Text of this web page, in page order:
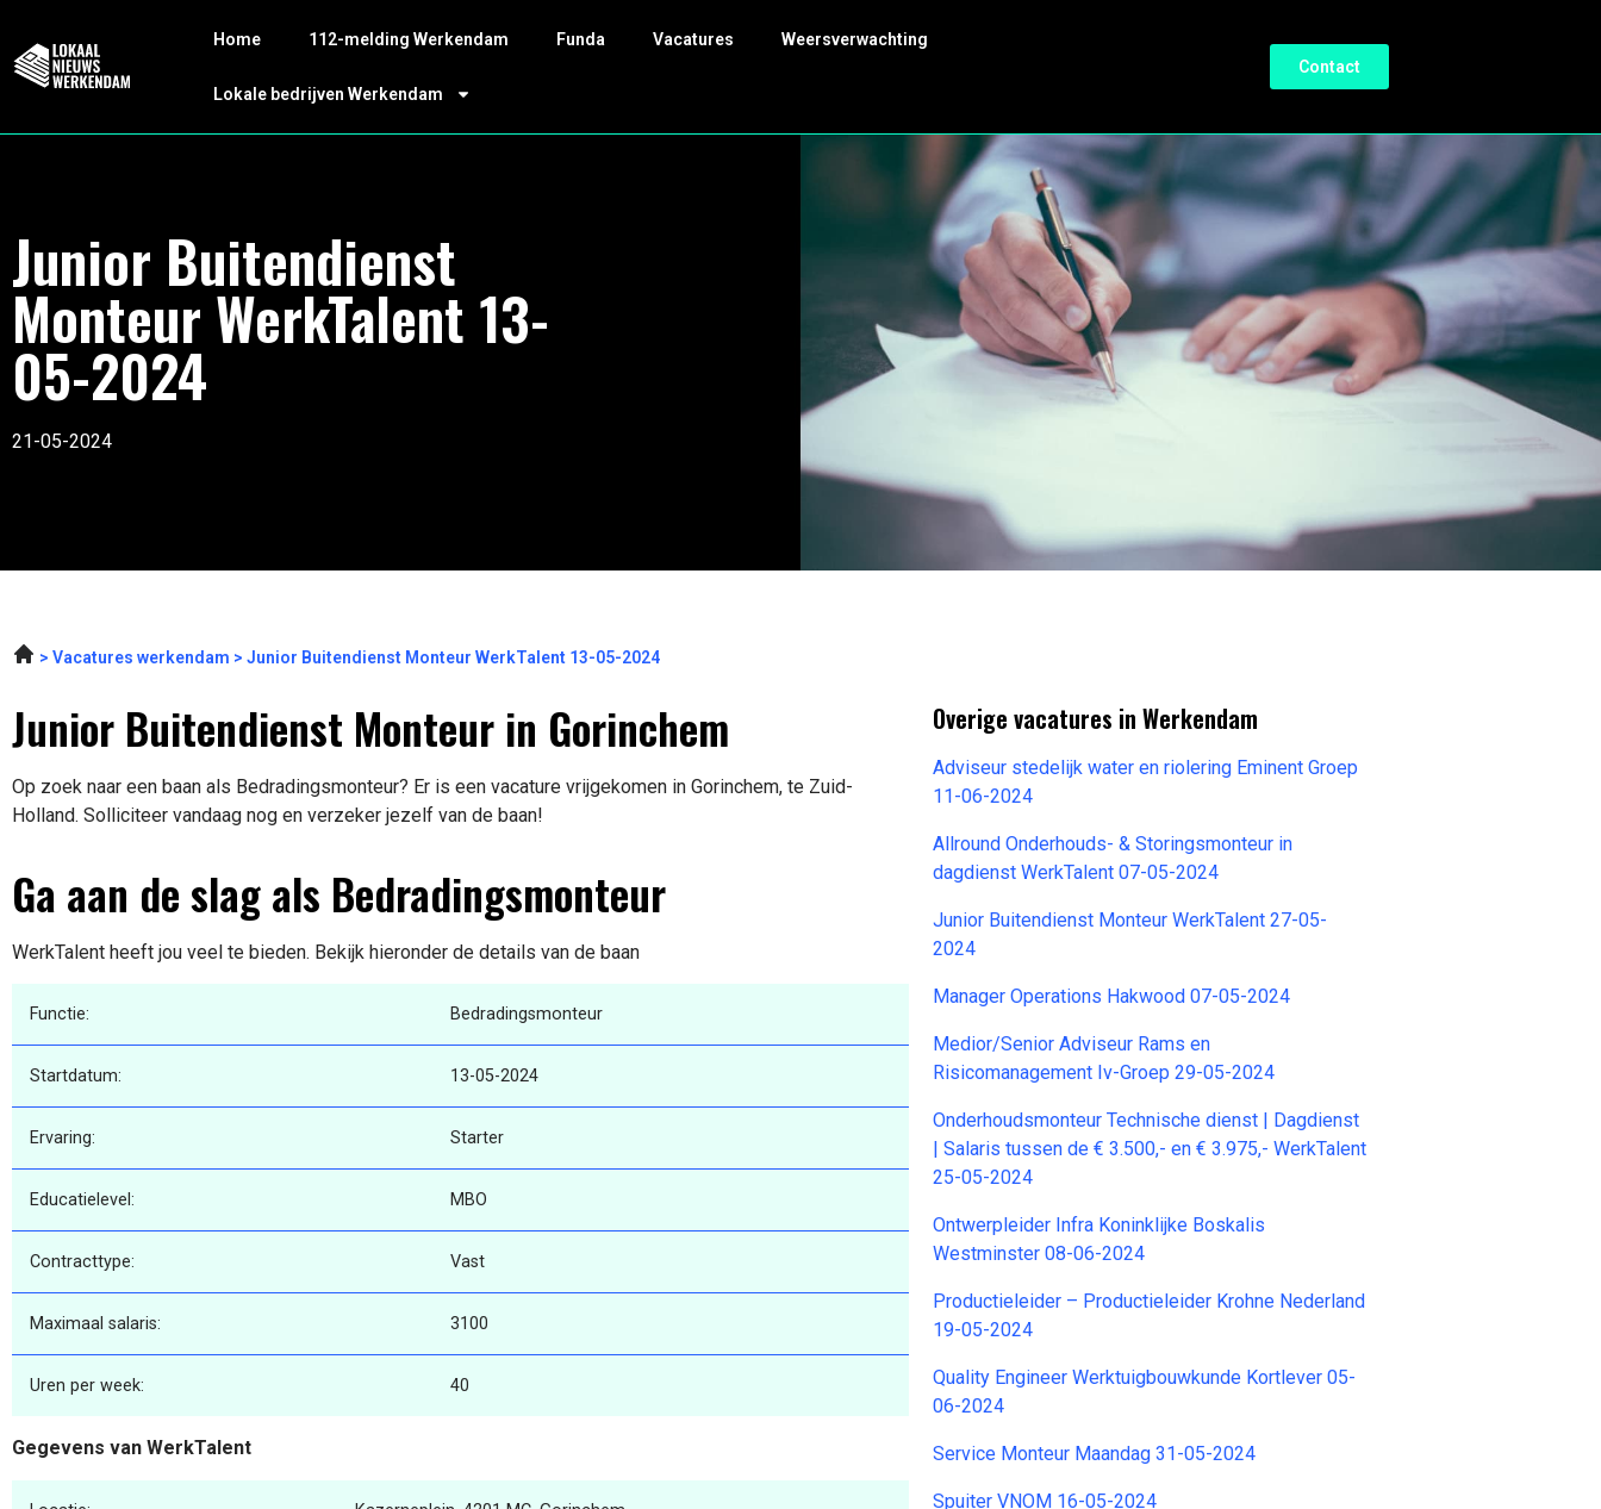
Home 112-melding Werkendam Funda Vacatures Weersverwachting
Lokale bedrijven Werkendam
Contact
Junior Buitendienst
Monteur WerkTalent 13-
05-2024
21-05-2024
Vacatures werkendam Junior Buitendienst Monteur WerkTalent 13-05-2024
Junior Buitendienst Monteur in Gorinchem
Op zoek naar een baan als Bedradingsmonteur? Er is een vacature vrijgekomen in Gorinchem, te Zuid-
Holland. Solliciteer vandaag nog en verzeker jezelf van de baan!
Ga aan de slag als Bedradingsmonteur
WerkTalent heeft jou veel te bieden. Bekijk hieronder de details van de baan
Functie: Bedradingsmonteur
Startdatum: 13-05-2024
Ervaring: Starter
Educatielevel: MBO
Contracttype: Vast
Maximaal salaris: 3100
Uren per week: 40
Gegevens van WerkTalent
Overige vacatures in Werkendam
Adviseur stedelijk water en riolering Eminent Groep
11-06-2024
Allround Onderhouds- & Storingsmonteur in
dagdienst WerkTalent 07-05-2024
Junior Buitendienst Monteur WerkTalent 27-05-
2024
Manager Operations Hakwood 07-05-2024
Medior/Senior Adviseur Rams en
Risicomanagement Iv-Groep 29-05-2024
Onderhoudsmonteur Technische dienst | Dagdienst
| Salaris tussen de € 3.500,- en € 3.975,- WerkTalent
25-05-2024
Ontwerpleider Infra Koninklijke Boskalis
Westminster 08-06-2024
Productieleider – Productieleider Krohne Nederland
19-05-2024
Quality Engineer Werktuigbouwkunde Kortlever 05-
06-2024
Service Monteur Maandag 31-05-2024
Spuiter VNOM 16-05-2024